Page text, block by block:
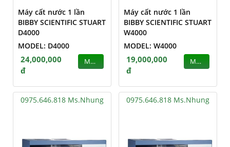
Máy cất nước 1 lần
BIBBY SCIENTIFIC STUART
D4000
MODEL: D4000
24,000,000
đ
MUA
Máy cất nước 1 lần
BIBBY SCIENTIFIC STUART
W4000
MODEL: W4000
19,000,000
đ
MUA
0975.646.818 Ms.Nhung 0975.646.818 Ms.Nhung